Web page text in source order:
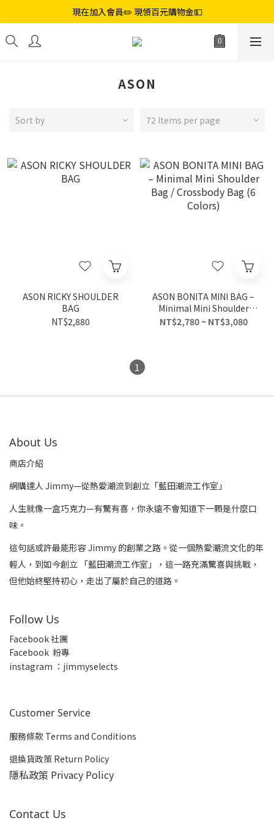
現在加入會員✏️ 現領百元購物金💵
ASON
Sort by 72 Items per page
ASON RICKY SHOULDER
BAG
NT$2,880
ASON BONITA MINI BAG –
Minimal Mini Shoulder
Bag / Crossbody Bag (6
NT$2,780 ~ NT$3,080
1
About Us
商店介紹
網購達人 Jimmy—從熱愛潮流到創立「藍田潮流工作室」
人生就像一盒巧克力—有驚有喜，你永遠不會知道下一顆是什麼口
味。
這句話或許最能形容 Jimmy 的創業之路。從一個熱愛潮流文化的年
輕人，到如今創立 「藍田潮流工作室」，這一路充滿驚喜與挑戰，
但他始終堅持初心，走出了屬於自己的道路。
Follow Us
Facebook 社團
Facebook 粉專
instagram ：jimmyselects
Customer Service
服務條款 Terms and Conditions
退換貨政策 Return Policy
隱私政策 Privacy Policy
Contact Us